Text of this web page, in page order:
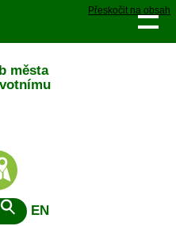
Přeskočit na obsah
města
EN